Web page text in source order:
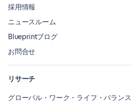
採用情報
ニュースルーム
Blueprintブログ
お問合せ
リサーチ
グローバル・ワーク・ライフ・バランス